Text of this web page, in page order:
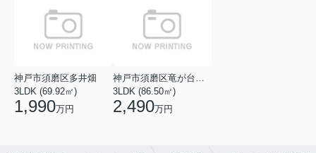
神戸市須磨区多井畑
3LDK (69.92㎡)
1,990万円
神戸市須磨区竜が台１丁目
3LDK (86.50㎡)
2,490万円